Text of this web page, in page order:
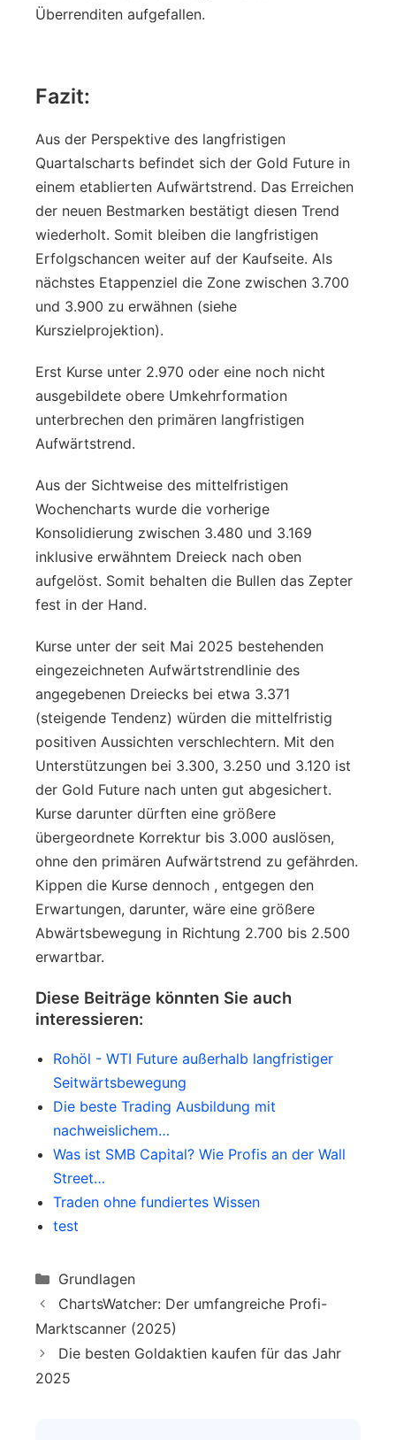
Überrenditen aufgefallen.
Fazit:
Aus der Perspektive des langfristigen
Quartalscharts befindet sich der Gold Future in
einem etablierten Aufwärtstrend. Das Erreichen
der neuen Bestmarken bestätigt diesen Trend
wiederholt. Somit bleiben die langfristigen
Erfolgschancen weiter auf der Kaufseite. Als
nächstes Etappenziel die Zone zwischen 3.700
und 3.900 zu erwähnen (siehe
Kurszielprojektion).
Erst Kurse unter 2.970 oder eine noch nicht
ausgebildete obere Umkehrformation
unterbrechen den primären langfristigen
Aufwärtstrend.
Aus der Sichtweise des mittelfristigen
Wochencharts wurde die vorherige
Konsolidierung zwischen 3.480 und 3.169
inklusive erwähntem Dreieck nach oben
aufgelöst. Somit behalten die Bullen das Zepter
fest in der Hand.
Kurse unter der seit Mai 2025 bestehenden
eingezeichneten Aufwärtstrendlinie des
angegebenen Dreiecks bei etwa 3.371
(steigende Tendenz) würden die mittelfristig
positiven Aussichten verschlechtern. Mit den
Unterstützungen bei 3.300, 3.250 und 3.120 ist
der Gold Future nach unten gut abgesichert.
Kurse darunter dürften eine größere
übergeordnete Korrektur bis 3.000 auslösen,
ohne den primären Aufwärtstrend zu gefährden.
Kippen die Kurse dennoch , entgegen den
Erwartungen, darunter, wäre eine größere
Abwärtsbewegung in Richtung 2.700 bis 2.500
erwartbar.
Diese Beiträge könnten Sie auch
interessieren:
Rohöl - WTI Future außerhalb langfristiger
Seitwärtsbewegung
Die beste Trading Ausbildung mit
nachweislichem…
Was ist SMB Capital? Wie Profis an der Wall
Street…
Traden ohne fundiertes Wissen
test
Categories
Grundlagen
ChartsWatcher: Der umfangreiche Profi-
Marktscanner (2025)
Die besten Goldaktien kaufen für das Jahr
2025